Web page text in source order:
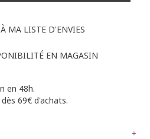
MA LISTE D'ENVIES
EN MAGASIN
en 48h.
69€ d'achats.